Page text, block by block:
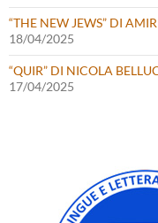
“THE NEW JEWS” DI
18/04/2025
“QUIR” DI NICOLA
17/04/2025